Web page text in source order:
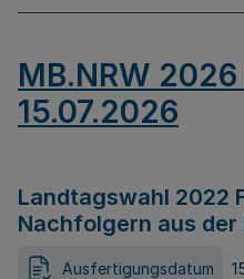
MB.NRW
15.07.2026
Landtagswahl 2022
Nachfolgern aus der
Ausfertigungsdatum